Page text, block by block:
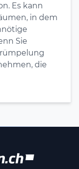
Es kann
in dem
Sie
die